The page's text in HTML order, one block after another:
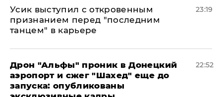
Усик выступил с откровенным
признанием перед "последним
танцем" в карьере
23:19
Дрон "Альфы" проник в Донецкий
аэропорт и сжег "Шахед" еще до
запуска: опубликованы
22:52